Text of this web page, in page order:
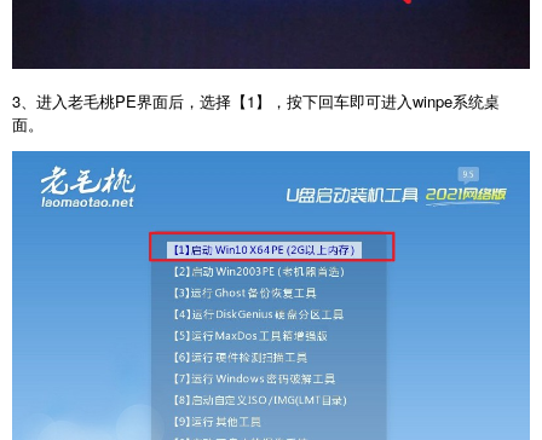
3、进入老毛桃PE界面后，选择【1】，按下回车即可进入winpe系统桌
面。